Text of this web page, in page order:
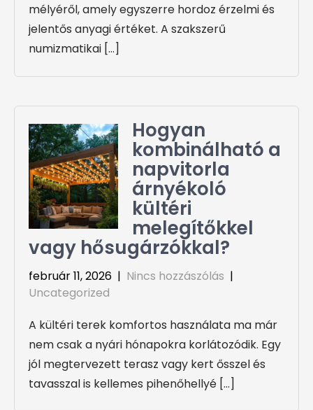
mélyéről, amely egyszerre hordoz érzelmi és
jelentős anyagi értéket. A szakszerű
numizmatikai […]
Hogyan
kombinálható a
napvitorla
árnyékoló
kültéri
melegítőkkel
vagy hősugárzókkal?
február 11, 2026 | Nincs hozzászólás |
Uncategorized
A kültéri terek komfortos használata ma már
nem csak a nyári hónapokra korlátozódik. Egy
jól megtervezett terasz vagy kert ősszel és
tavasszal is kellemes pihenőhellyé […]